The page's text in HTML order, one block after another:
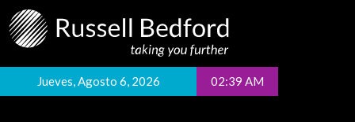
Jueves, Agosto 6, 2026 02:39 AM